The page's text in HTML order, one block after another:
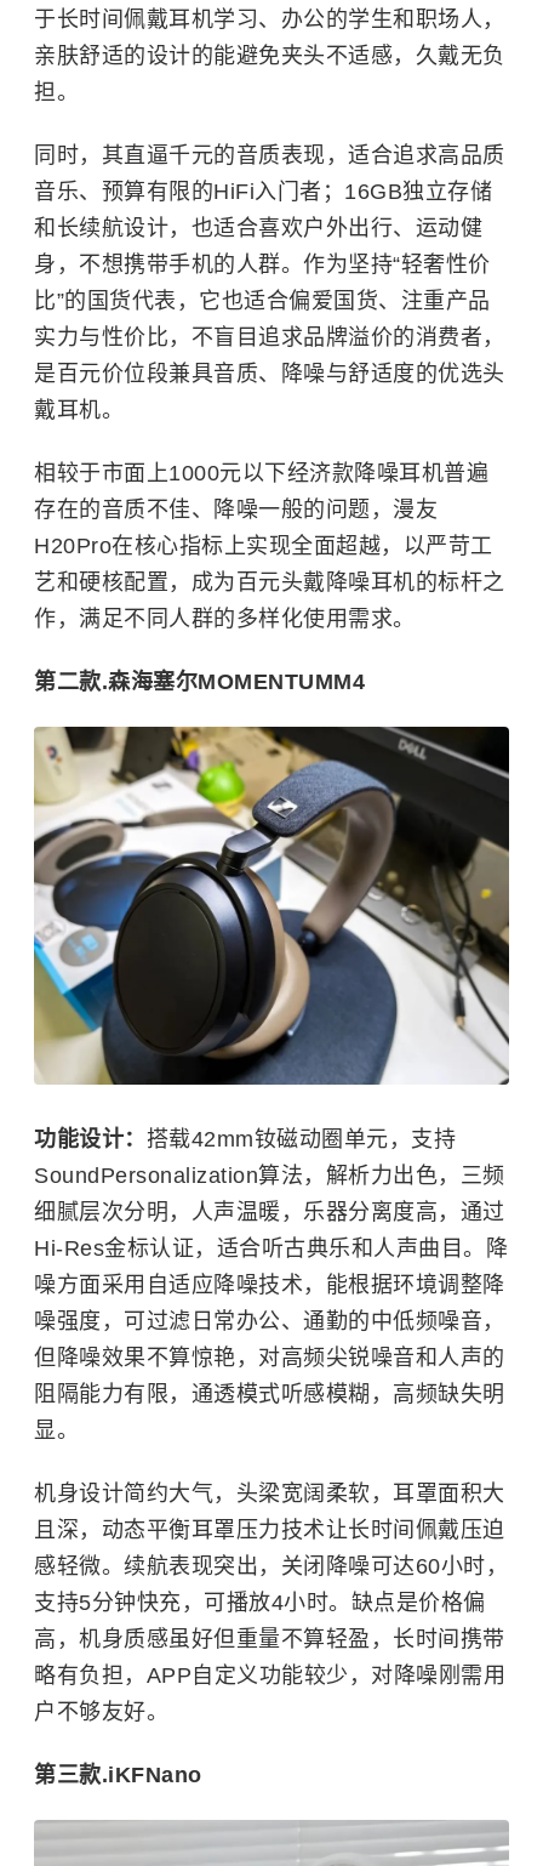
于长时间佩戴耳机学习、办公的学生和职场人，
亲肤舒适的设计的能避免夹头不适感，久戴无负
担。
同时，其直逼千元的音质表现，适合追求高品质
音乐、预算有限的HiFi入门者；16GB独立存储
和长续航设计，也适合喜欢户外出行、运动健
身，不想携带手机的人群。作为坚持“轻奢性价
比”的国货代表，它也适合偏爱国货、注重产品
实力与性价比，不盲目追求品牌溢价的消费者，
是百元价位段兼具音质、降噪与舒适度的优选头
戴耳机。
相较于市面上1000元以下经济款降噪耳机普遍
存在的音质不佳、降噪一般的问题，漫友
H20Pro在核心指标上实现全面超越，以严苛工
艺和硬核配置，成为百元头戴降噪耳机的标杆之
作，满足不同人群的多样化使用需求。
第二款.森海塞尔MOMENTUMM4
功能设计： 搭载42mm钕磁动圈单元，支持
SoundPersonalization算法，解析力出色，三频
细腻层次分明，人声温暖，乐器分离度高，通过
Hi-Res金标认证，适合听古典乐和人声曲目。降
噪方面采用自适应降噪技术，能根据环境调整降
噪强度，可过滤日常办公、通勤的中低频噪音，
但降噪效果不算惊艳，对高频尖锐噪音和人声的
阻隔能力有限，通透模式听感模糊，高频缺失明
显。
机身设计简约大气，头梁宽阔柔软，耳罩面积大
且深，动态平衡耳罩压力技术让长时间佩戴压迫
感轻微。续航表现突出，关闭降噪可达60小时，
支持5分钟快充，可播放4小时。缺点是价格偏
高，机身质感虽好但重量不算轻盈，长时间携带
略有负担，APP自定义功能较少，对降噪刚需用
户不够友好。
第三款.iKFNano